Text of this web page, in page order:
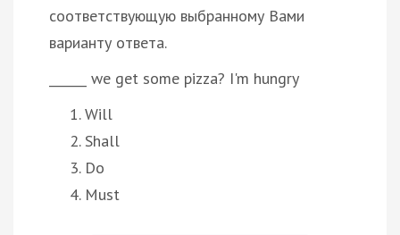
соответствующую выбранному Вами
варианту ответа.
______ we get some pizza? I'm hungry
Will
Shall
Do
Must